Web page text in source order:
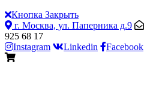
Кнопка Закрыть
г. Москва, ул. Паперника д.9
925 68 17
Instagram
Linkedin Facebook